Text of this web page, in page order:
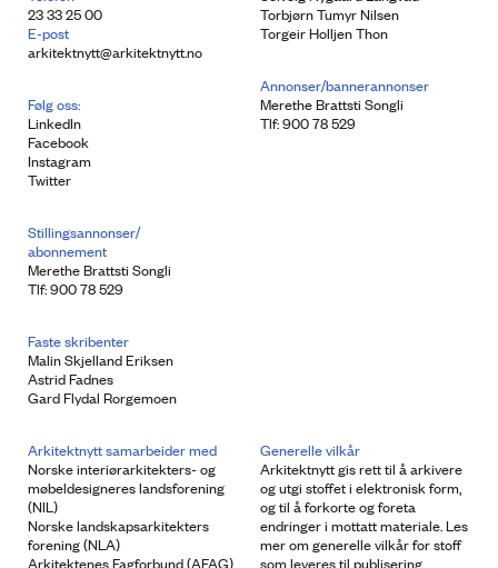
23 33 25 00
E-post
arkitektnytt@arkitektnytt.no
Følg oss:
LinkedIn
Facebook
Instagram
Twitter
Torbjørn Tumyr Nilsen
Torgeir Holljen Thon
Annonser/bannerannonser
Merethe Brattsti Songli
Tlf: 900 78 529
Stillingsannonser/
abonnement
Merethe Brattsti Songli
Tlf: 900 78 529
Faste skribenter
Malin Skjelland Eriksen
Astrid Fadnes
Gard Flydal Rorgemoen
Arkitektnytt samarbeider med
Norske interiørarkitekters- og
møbeldesigneres landsforening
(NIL)
Norske landskapsarkitekters
forening (NLA)
Arkitektenes Fagforbund (AFAG)
Generelle vilkår
Arkitektnytt gis rett til å arkivere
og utgi stoffet i elektronisk form,
og til å forkorte og foreta
endringer i mottatt materiale. Les
mer om generelle vilkår for stoff
som leveres til publisering.